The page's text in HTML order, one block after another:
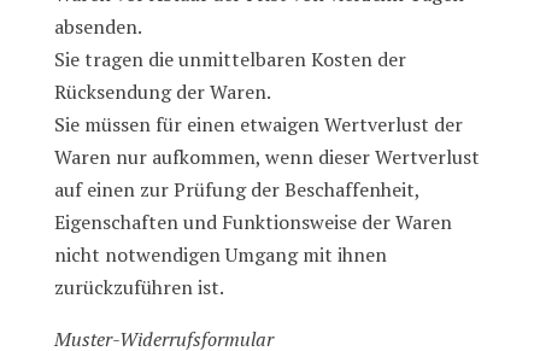
absenden.
Sie tragen die unmittelbaren Kosten der
Rücksendung der Waren.
Sie müssen für einen etwaigen Wertverlust der
Waren nur aufkommen, wenn dieser Wertverlust
auf einen zur Prüfung der Beschaffenheit,
Eigenschaften und Funktionsweise der Waren
nicht notwendigen Umgang mit ihnen
zurückzuführen ist.
Muster-Widerrufsformular